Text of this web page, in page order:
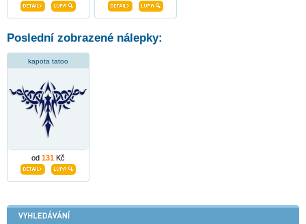
Poslední zobrazené nálepky:
kapota tatoo
od 131 Kč